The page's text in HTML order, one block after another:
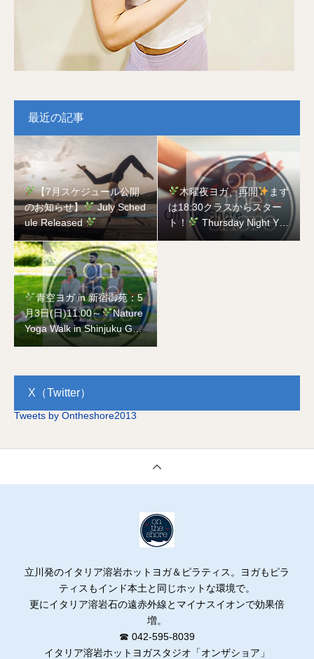
最近の記事
【7月スケジュール公開
のお知らせ】
July Sched
ule Released
木曜夜ヨガ、再開
まず
は18:30クラスからスター
ト！
Thursday Night Yog
a is Back
Starting with t
青空ヨガ in 新宿御苑：5
月3日(日)11:00～
Nature
Yoga Walk in Shinjuku Gyo
en National Garden on Ma
X（Twitter）
Tweets by Ontheshore2013
立川発のイタリア溶岩ホットヨガ＆ピラティス。ヨガもピラ
ティスもインド本土と同じホットな環境で。
更にイタリア溶岩石の遠赤外線とマイナスイオンで効果倍
増。
☎ 042-595-8039
イタリア溶岩ホットヨガスタジオ「オンザショア」